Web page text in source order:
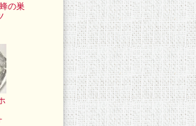
の巣